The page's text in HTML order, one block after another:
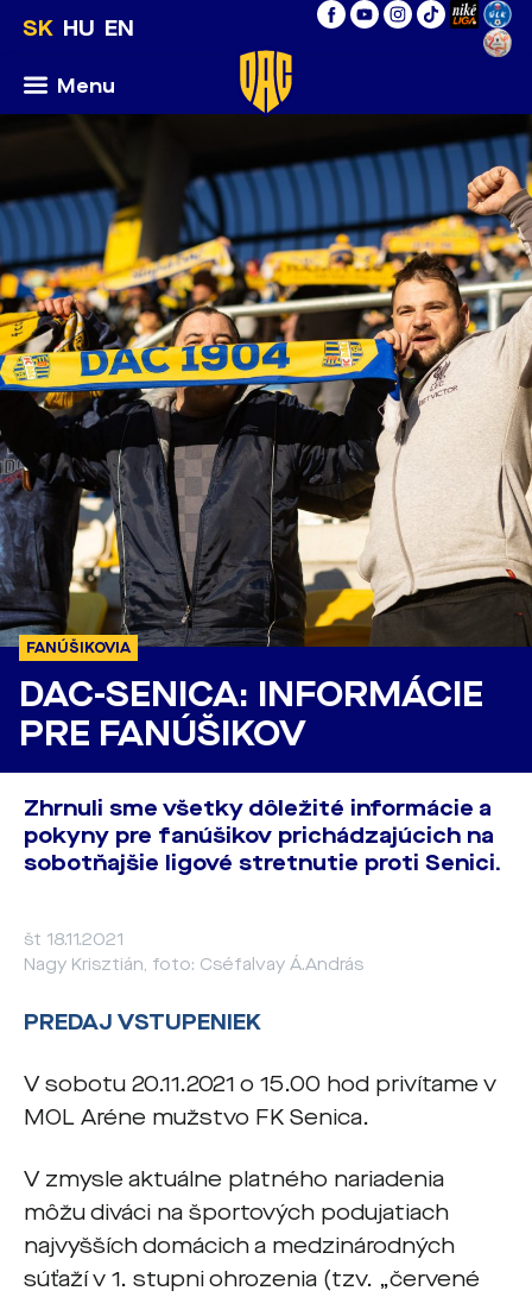
SK HU EN
Menu
FANÚŠIKOVIA
DAC-SENICA: INFORMÁCIE
PRE FANÚŠIKOV
Zhrnuli sme všetky dôležité informácie a
pokyny pre fanúšikov prichádzajúcich na
sobotňajšie ligové stretnutie proti Senici.
št 18.11.2021
Nagy Krisztián, foto: Cséfalvay Á.András
PREDAJ VSTUPENIEK
V sobotu 20.11.2021 o 15.00 hod privítame v
MOL Aréne mužstvo FK Senica.
V zmysle aktuálne platného nariadenia
môžu diváci na športových podujatiach
najvyšších domácich a medzinárodných
súťaží v 1. stupni ohrozenia (tzv. „červené